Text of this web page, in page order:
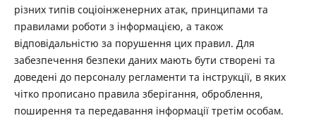
різних типів соціоінженерних атак, принципами та
правилами роботи з інформацією, а також
відповідальністю за порушення цих правил. Для
забезпечення безпеки даних мають бути створені та
доведені до персоналу регламенти та інструкції, в яких
чітко прописано правила зберігання, оброблення,
поширення та передавання інформації третім особам.